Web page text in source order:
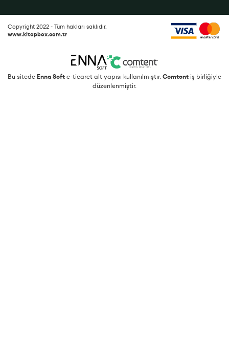
Copyright 2022 - Tüm hakları saklıdır.
www.kitapbox.com.tr
Bu sitede Enna Soft e-ticaret alt yapısı kullanılmıştır. Comtent iş birliğiyle
düzenlenmiştir.